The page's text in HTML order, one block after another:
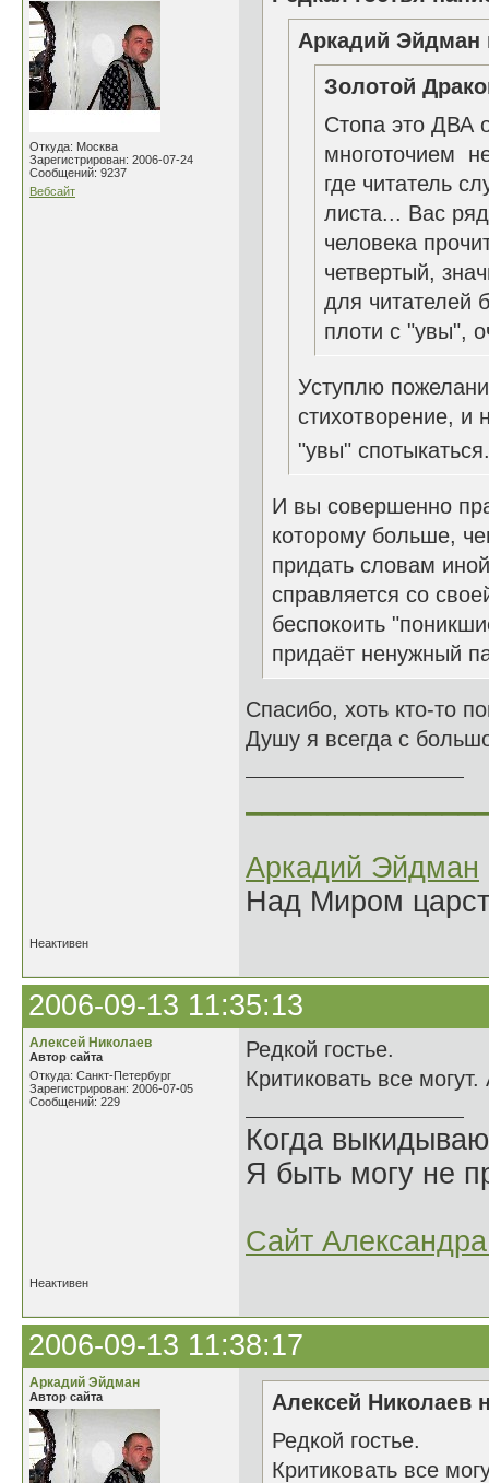
Откуда: Москва
Зарегистрирован: 2006-07-24
Сообщений: 9237
Вебсайт
Аркадий Эйдман
Золотой
Стопа это ДВА
многоточием
где читатель
листа... Вас
человека
четвертый,
для читателей
плоти с "увы",
Уступлю
стихотворение, и
"увы"
И вы совершенно
которому больше,
придать словам
справляется со
беспокоить
придаёт ненужный
Спасибо, хоть кто-то
Душу я всегда с
Аркадий Эйдман
Над Миром
Неактивен
2006-09-13 11:35:13
Алексей Николаев
Автор сайта
Откуда: Санкт-Петербург
Зарегистрирован: 2006-07-05
Сообщений: 229
Редкой гостье.
Критиковать все
Когда
Я быть могу не
Сайт
Неактивен
2006-09-13 11:38:17
Аркадий Эйдман
Автор сайта
Алексей Николаев
Редкой гостье.
Критиковать все